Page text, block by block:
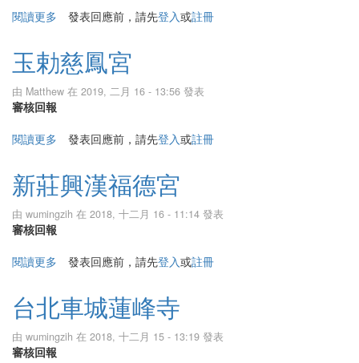
閱讀更多 關於代天巡狩玉華宮
發表回應前，請先登入或註冊
玉勅慈鳳宮
由 Matthew 在 2019, 二月 16 - 13:56 發表
審核回報
閱讀更多 關於玉勅慈鳳宮
發表回應前，請先登入或註冊
新莊興漢福德宮
由 wumingzih 在 2018, 十二月 16 - 11:14 發表
審核回報
閱讀更多 關於新莊興漢福德宮
發表回應前，請先登入或註冊
台北車城蓮峰寺
由 wumingzih 在 2018, 十二月 15 - 13:19 發表
審核回報